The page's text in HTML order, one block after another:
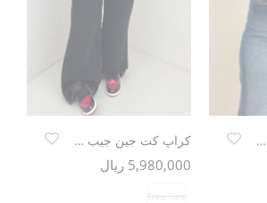
کراپ کت جین جیب گرد TR کراپ کت جین جیب گرد TR
5,980,000 ریال
Free Size